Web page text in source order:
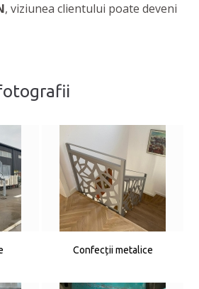
, viziunea clientului poate deveni
Confecții metalice